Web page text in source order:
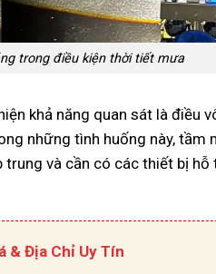
trong điều kiện thời tiết mưa
khả năng quan sát là điều
những tình huống này,
và cần có các thiết bị
& Địa Chỉ Uy Tín